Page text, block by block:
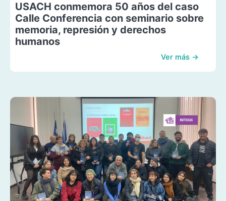
USACH conmemora 50 años del caso
Calle Conferencia con seminario sobre
memoria, represión y derechos
humanos
Ver más →